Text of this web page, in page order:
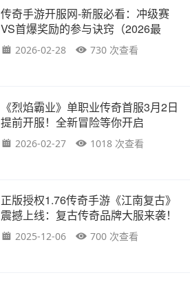
传奇手游开服网-新服必看：冲级赛
VS首爆奖励的参与诀窍（2026最
新）2026-02-28 730 次查看
《烈焰霸业》单职业传奇首服3月2日
提前开服！全新冒险等你开启
2026-02-27 1018 次查看
正版授权1.76传奇手游《江南复古》
震撼上线：复古传奇品牌大服来袭！
2025-12-06 700 次查看